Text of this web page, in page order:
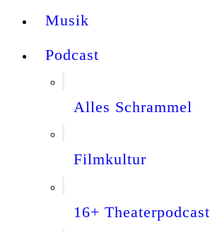
Musik
Podcast
Alles Schrammel
Filmkultur
16+ Theaterpodcast